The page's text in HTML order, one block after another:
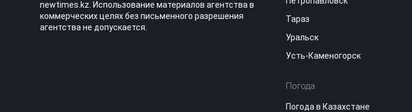
newtimes.kz. Использование материалов агентства в
коммерческих целях без письменного разрешения
агентства не допускается.
Тараз
Уральск
Усть-Каменогорск
Погода
Погода в Казахстане